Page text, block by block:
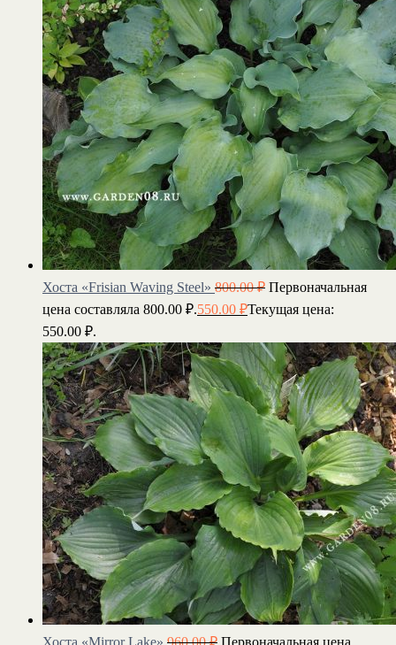
Хоста «Frisian Waving Steel» 800.00₽ Первоначальная
цена составляла 800.00 ₽.550.00 ₽Текущая цена:
550.00 ₽.
Хоста «Mirror Lake» 960.00₽ Первоначальная цена